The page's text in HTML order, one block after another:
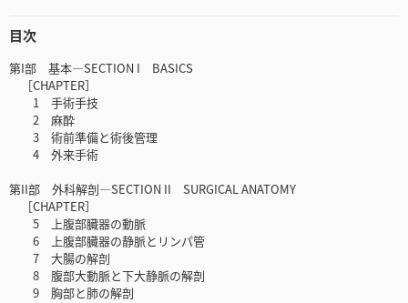
目次
第I部 基本―SECTION I BASICS
［CHAPTER］
1 手術手技
2 麻酔
3 術前準備と術後管理
4 外来手術
第II部 外科解剖―SECTION II SURGICAL ANATOMY
［CHAPTER］
5 上腹部臓器の動脈
6 上腹部臓器の静脈とリンパ管
7 大腸の解剖
8 腹部大動脈と下大静脈の解剖
9 胸部と肺の解剖